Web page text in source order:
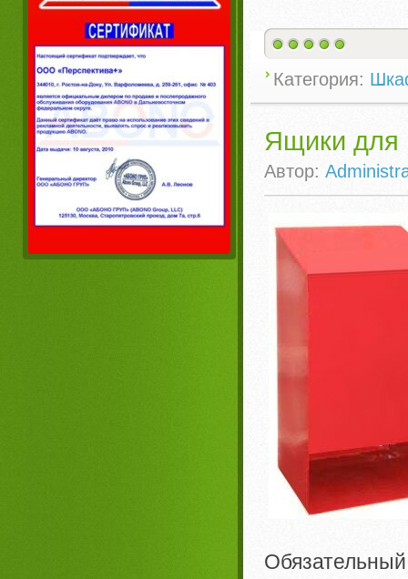
Категория:
Ящики для
Автор: